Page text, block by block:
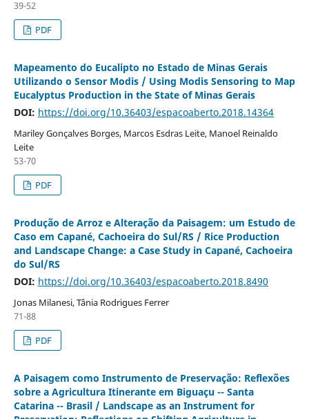
39-52
PDF
Mapeamento do Eucalipto no Estado de Minas Gerais
Utilizando o Sensor Modis / Using Modis Sensoring to Map
Eucalyptus Production in the State of Minas Gerais
DOI: https://doi.org/10.36403/espacoaberto.2018.14364
Mariley Gonçalves Borges, Marcos Esdras Leite, Manoel Reinaldo
Leite
53-70
PDF
Produção de Arroz e Alteração da Paisagem: um Estudo de
Caso em Capané, Cachoeira do Sul/RS / Rice Production
and Landscape Change: a Case Study in Capané, Cachoeira
do Sul/RS
DOI: https://doi.org/10.36403/espacoaberto.2018.8490
Jonas Milanesi, Tânia Rodrigues Ferrer
71-88
PDF
A Paisagem como Instrumento de Preservação: Reflexões
sobre a Agricultura Itinerante em Biguaçu -- Santa
Catarina -- Brasil / Landscape as an Instrument for